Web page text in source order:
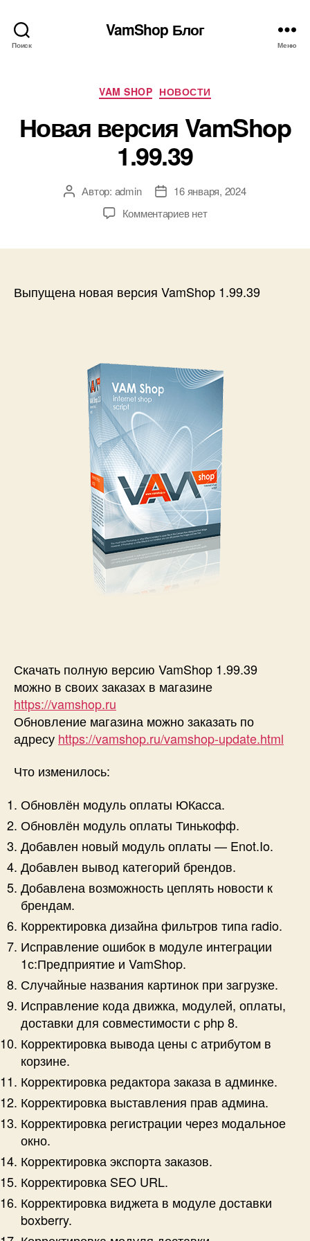
Поиск
VamShop Блог
Меню
Рубрики
VAM SHOP НОВОСТИ
Новая версия VamShop
1.99.39
АвторАвтор: admin
Дата16 января, 2024
Комментариевк
1.99.39
нет
Выпущена новая версия VamShop 1.99.39
Скачать полную версию VamShop 1.99.39
можно в своих заказах в магазине
https://vamshop.ru
Обновление магазина можно заказать по
адресу https://vamshop.ru/vamshop-update.html
Что изменилось:
Обновлён модуль оплаты ЮКасса.
Обновлён модуль оплаты Тинькофф.
Добавлен новый модуль оплаты — Enot.Io.
Добавлен вывод категорий брендов.
Добавлена возможность цеплять новости к
брендам.
Корректировка дизайна фильтров типа radio.
Исправление ошибок в модуле интеграции
1с:Предприятие и VamShop.
Случайные названия картинок при загрузке.
Исправление кода движка, модулей, оплаты,
доставки для совместимости с php 8.
Корректировка вывода цены с атрибутом в
корзине.
Корректировка редактора заказа в админке.
Корректировка выставления прав админа.
Корректировка регистрации через модальное
окно.
Корректировка экспорта заказов.
Корректировка SEO URL.
Корректировка виджета в модуле доставки
boxberry.